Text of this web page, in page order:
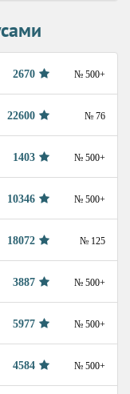
2670 № 500+
22600 № 76
1403 № 500+
10346 № 500+
18072 № 125
3887 № 500+
5977 № 500+
4584 № 500+